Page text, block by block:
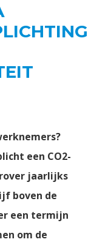
een CO2-
jaarlijks
boven de
een termijn
om de